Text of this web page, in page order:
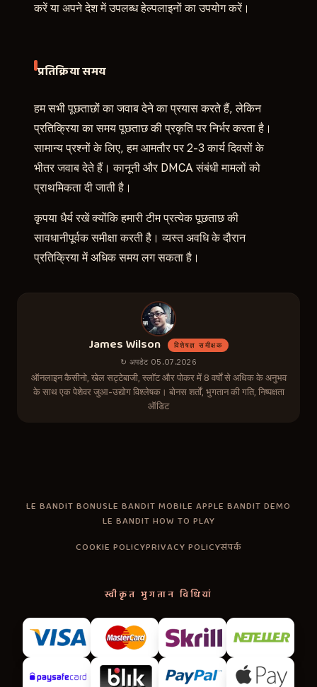
करें या अपने देश में उपलब्ध हेल्पलाइनों का उपयोग करें।
प्रतिक्रिया समय
हम सभी पूछताछों का जवाब देने का प्रयास करते हैं, लेकिन
प्रतिक्रिया का समय पूछताछ की प्रकृति पर निर्भर करता है।
सामान्य प्रश्नों के लिए, हम आमतौर पर 2-3 कार्य दिवसों के
भीतर जवाब देते हैं। कानूनी और DMCA संबंधी मामलों को
प्राथमिकता दी जाती है।
कृपया धैर्य रखें क्योंकि हमारी टीम प्रत्येक पूछताछ की
सावधानीपूर्वक समीक्षा करती है। व्यस्त अवधि के दौरान
प्रतिक्रिया में अधिक समय लग सकता है।
James Wilson विशेषज्ञ समीक्षक
↻ अपडेट 05.07.2026
ऑनलाइन कैसीनो, खेल सट्टेबाजी, स्लॉट और पोकर में 8 वर्षों से अधिक के अनुभव
के साथ एक पेशेवर जुआ-उद्योग विश्लेषक। बोनस शर्तों, भुगतान की गति, निष्पक्षता
ऑडिट
LE BANDIT BONUSLE BANDIT MOBILE APPLE BANDIT DEMO
LE BANDIT HOW TO PLAY
COOKIE POLICYPRIVACY POLICYसंपर्क
स्वीकृत भुगतान विधियां